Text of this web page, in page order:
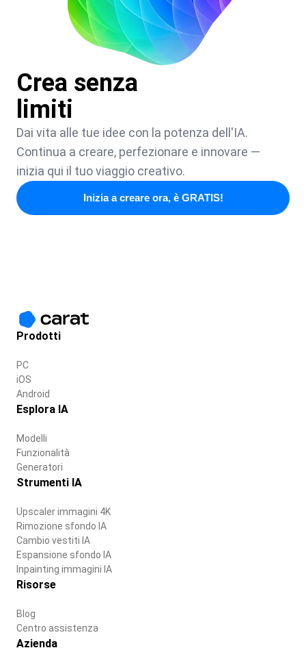
Crea senza
limiti
Dai vita alle tue idee con la potenza dell'IA.
Continua a creare, perfezionare e innovare —
inizia qui il tuo viaggio creativo.
Inizia a creare ora, è GRATIS!
Prodotti
PC
iOS
Android
Esplora IA
Modelli
Funzionalità
Generatori
Strumenti IA
Upscaler immagini 4K
Rimozione sfondo IA
Cambio vestiti IA
Espansione sfondo IA
Inpainting immagini IA
Risorse
Blog
Centro assistenza
Azienda